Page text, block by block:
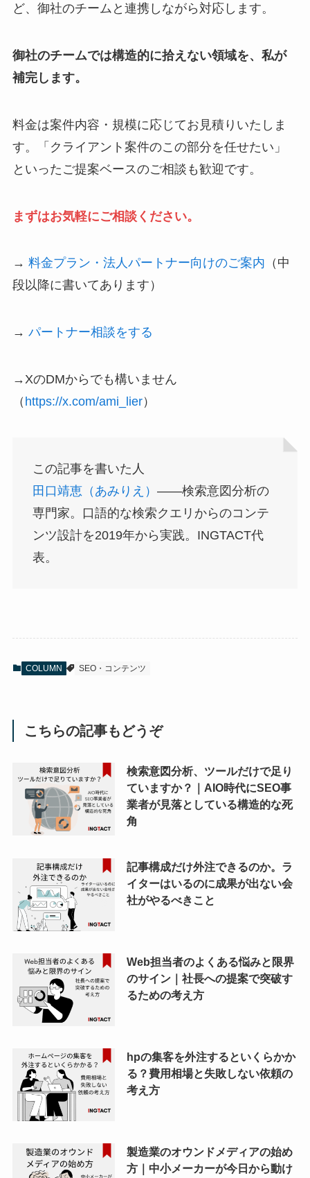
ど、御社のチームと連携しながら対応します。
御社のチームでは構造的に拾えない領域を、私が
補完します。
料金は案件内容・規模に応じてお見積りいたしま
す。「クライアント案件のこの部分を任せたい」
といったご提案ベースのご相談も歓迎です。
まずはお気軽にご相談ください。
→ 料金プラン・法人パートナー向けのご案内 （中
段以降に書いてあります）
→ パートナー相談をする
→XのDMからでも構いません
（ https://x.com/ami_lier）
この記事を書いた人
田口靖恵（あみりえ） ——検索意図分析の
専門家。口語的な検索クエリからのコンテ
ンツ設計を2019年から実践。INGTACT代
表。
COLUMN SEO・コンテンツ
こちらの記事もどうぞ
検索意図分析、ツールだけで足り
ていますか？｜AIO時代にSEO事
業者が見落としている構造的な死
角
記事構成だけ外注できるのか。ラ
イターはいるのに成果が出ない会
社がやるべきこと
Web担当者のよくある悩みと限界
のサイン｜社長への提案で突破す
るための考え方
hpの集客を外注するといくらかか
る？費用相場と失敗しない依頼の
考え方
製造業のオウンドメディアの始め
方｜中小メーカーが今日から動け